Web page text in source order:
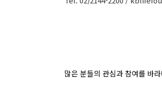
많은 분들의 관심과 참여를 바